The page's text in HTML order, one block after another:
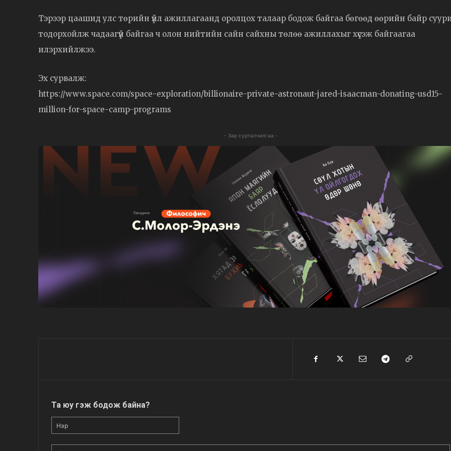
Тэрээр цаашид улс төрийн үйл ажиллагаанд оролцох талаар бодож байгаа бөгөөд өөрийн байр
тодорхойлж чадаагүй байгаа ч олон нийтийн сайн сайхны төлөө ажиллахыг хүсэж байгаагаа
илэрхийлжээ.
Эх сурвалж:
https://www.space.com/space-exploration/billionaire-private-astronaut-jared-isaacman-donating-usd15-
million-for-space-camp-programs
- Зар сурталчилгаа -
Та юу гэж бодож байна?